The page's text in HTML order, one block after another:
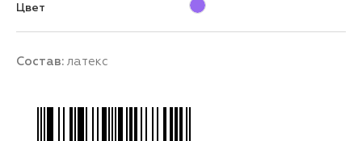
Цвет
Состав: латекс